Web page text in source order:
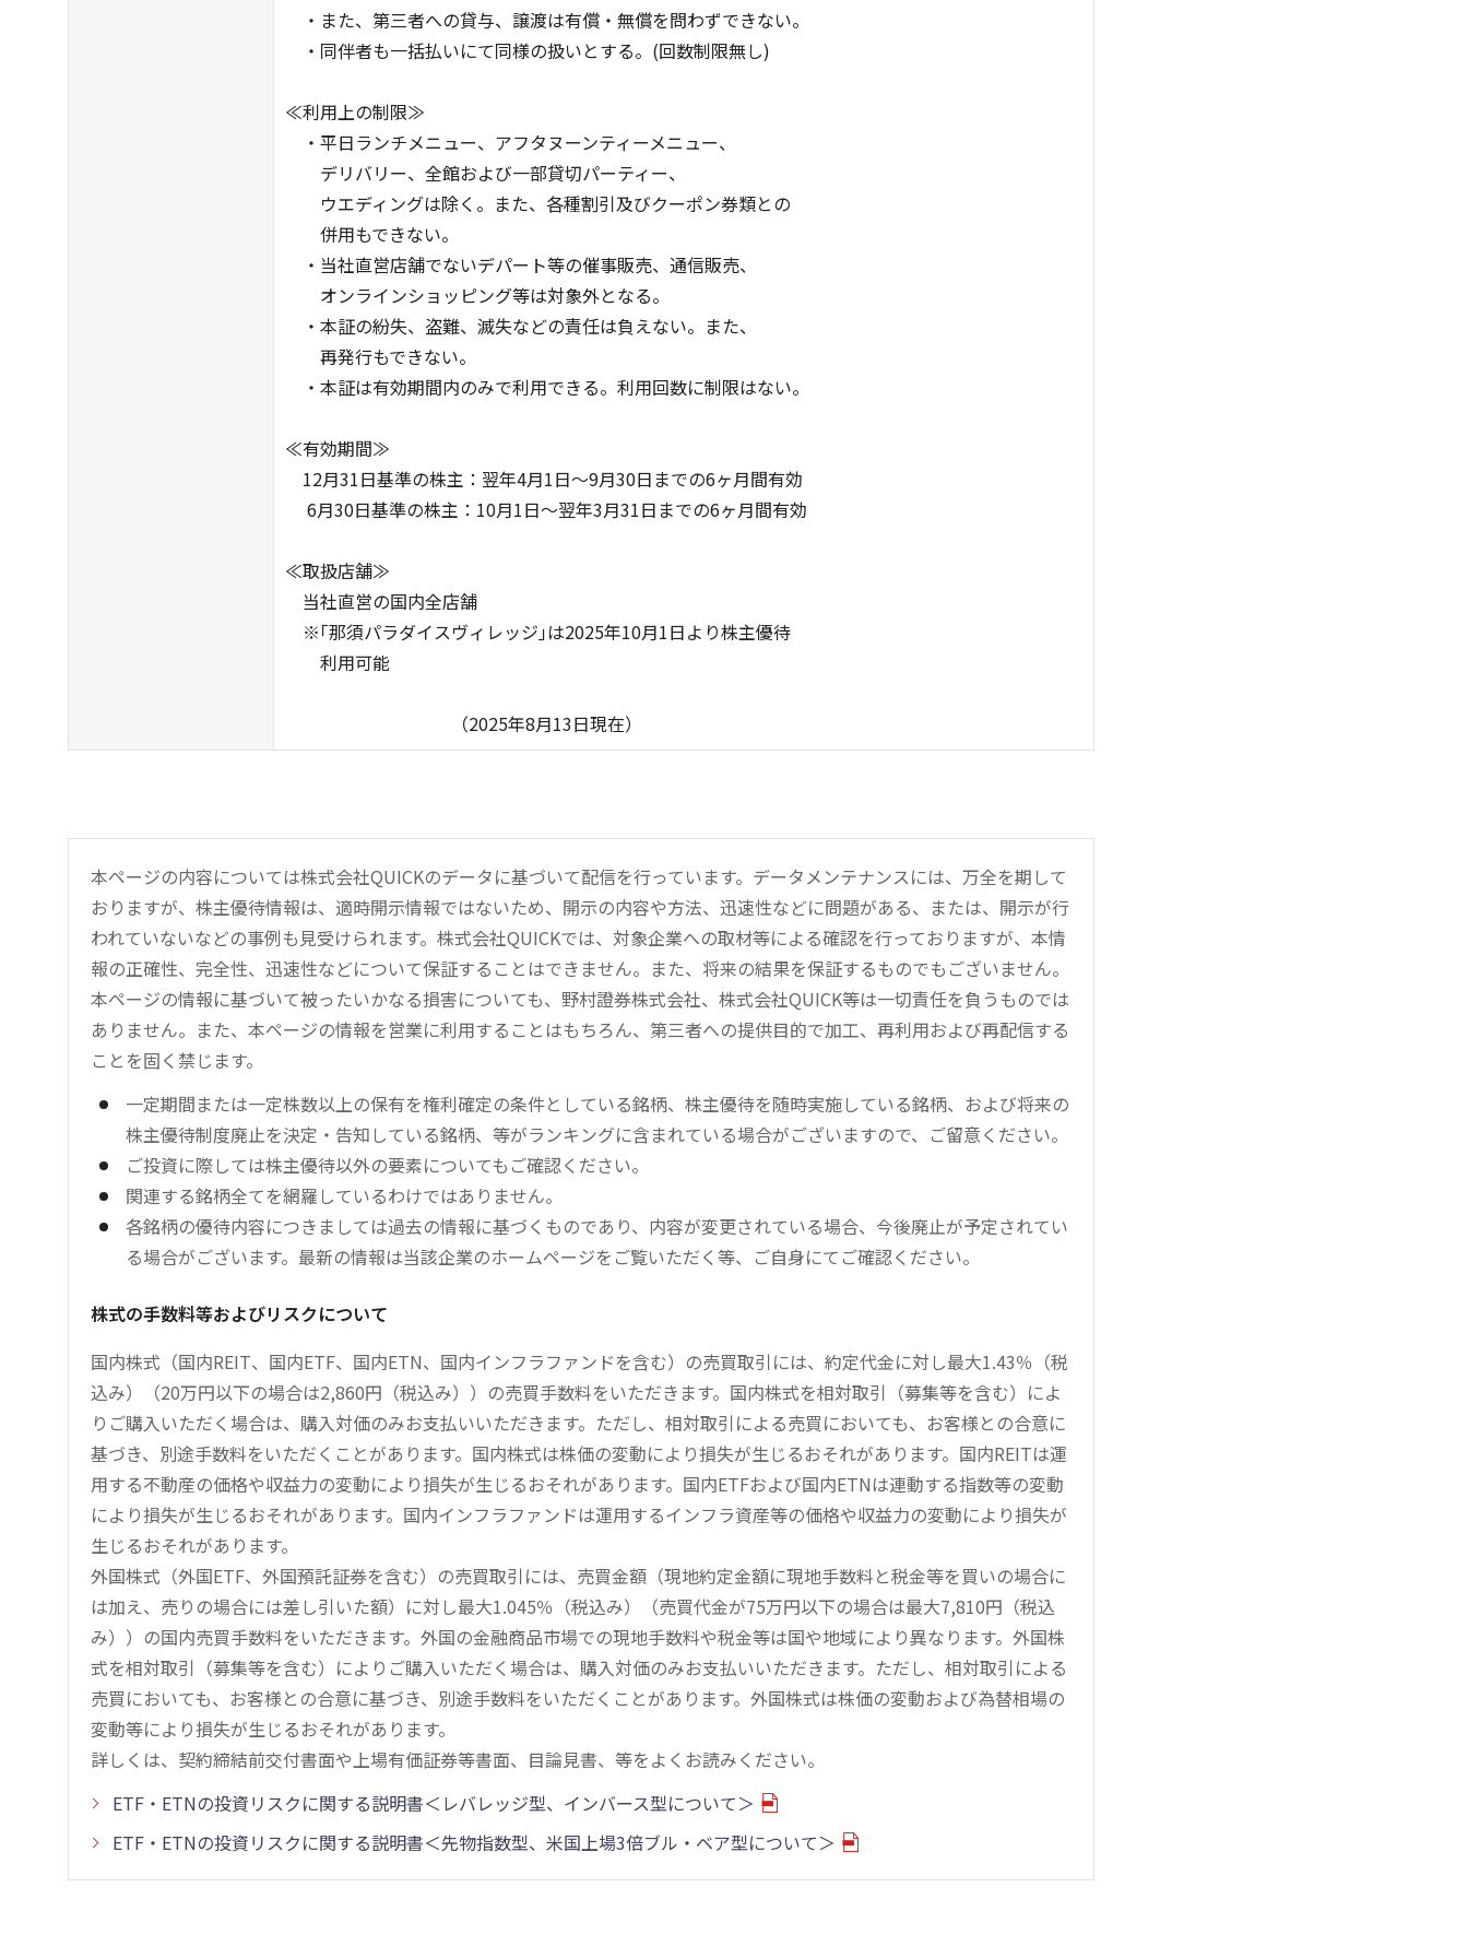
・また、第三者への貸与、譲渡は有償・無償を問わずできない。
・同伴者も一括払いにて同様の扱いとする。(回数制限無し)
≪利用上の制限≫
・平日ランチメニュー、アフタヌーンティーメニュー、
デリバリー、全館および一部貸切パーティー、
ウエディングは除く。また、各種割引及びクーポン券類との
併用もできない。
・当社直営店舗でないデパート等の催事販売、通信販売、
オンラインショッピング等は対象外となる。
・本証の紛失、盗難、滅失などの責任は負えない。また、
再発行もできない。
・本証は有効期間内のみで利用できる。利用回数に制限はない。
≪有効期間≫
12月31日基準の株主：翌年4月1日～9月30日までの6ヶ月間有効
6月30日基準の株主：10月1日～翌年3月31日までの6ヶ月間有効
≪取扱店舗≫
当社直営の国内全店舗
※｢那須パラダイスヴィレッジ｣は2025年10月1日より株主優待
利用可能
（2025年8月13日現在）
本ページの内容については株式会社QUICKのデータに基づいて配信を行っています。データメンテナンスには、万全を期して
おりますが、株主優待情報は、適時開示情報ではないため、開示の内容や方法、迅速性などに問題がある、または、開示が行
われていないなどの事例も見受けられます。株式会社QUICKでは、対象企業への取材等による確認を行っておりますが、本情
報の正確性、完全性、迅速性などについて保証することはできません。また、将来の結果を保証するものでもございません。
本ページの情報に基づいて被ったいかなる損害についても、野村證券株式会社、株式会社QUICK等は一切責任を負うものでは
ありません。また、本ページの情報を営業に利用することはもちろん、第三者への提供目的で加工、再利用および再配信する
ことを固く禁じます。
一定期間または一定株数以上の保有を権利確定の条件としている銘柄、株主優待を随時実施している銘柄、および将来の
株主優待制度廃止を決定・告知している銘柄、等がランキングに含まれている場合がございますので、ご留意ください。
ご投資に際しては株主優待以外の要素についてもご確認ください。
関連する銘柄全てを網羅しているわけではありません。
各銘柄の優待内容につきましては過去の情報に基づくものであり、内容が変更されている場合、今後廃止が予定されてい
る場合がございます。最新の情報は当該企業のホームページをご覧いただく等、ご自身にてご確認ください。
株式の手数料等およびリスクについて
国内株式（国内REIT、国内ETF、国内ETN、国内インフラファンドを含む）の売買取引には、約定代金に対し最大1.43％（税
込み）（20万円以下の場合は2,860円（税込み））の売買手数料をいただきます。国内株式を相対取引（募集等を含む）によ
りご購入いただく場合は、購入対価のみお支払いいただきます。ただし、相対取引による売買においても、お客様との合意に
基づき、別途手数料をいただくことがあります。国内株式は株価の変動により損失が生じるおそれがあります。国内REITは運
用する不動産の価格や収益力の変動により損失が生じるおそれがあります。国内ETFおよび国内ETNは連動する指数等の変動
により損失が生じるおそれがあります。国内インフラファンドは運用するインフラ資産等の価格や収益力の変動により損失が
生じるおそれがあります。
外国株式（外国ETF、外国預託証券を含む）の売買取引には、売買金額（現地約定金額に現地手数料と税金等を買いの場合に
は加え、売りの場合には差し引いた額）に対し最大1.045％（税込み）（売買代金が75万円以下の場合は最大7,810円（税込
み））の国内売買手数料をいただきます。外国の金融商品市場での現地手数料や税金等は国や地域により異なります。外国株
式を相対取引（募集等を含む）によりご購入いただく場合は、購入対価のみお支払いいただきます。ただし、相対取引による
売買においても、お客様との合意に基づき、別途手数料をいただくことがあります。外国株式は株価の変動および為替相場の
変動等により損失が生じるおそれがあります。
詳しくは、契約締結前交付書面や上場有価証券等書面、目論見書、等をよくお読みください。
ETF・ETNの投資リスクに関する説明書＜レバレッジ型、インバース型について＞
ETF・ETNの投資リスクに関する説明書＜先物指数型、米国上場3倍ブル・ベア型について＞